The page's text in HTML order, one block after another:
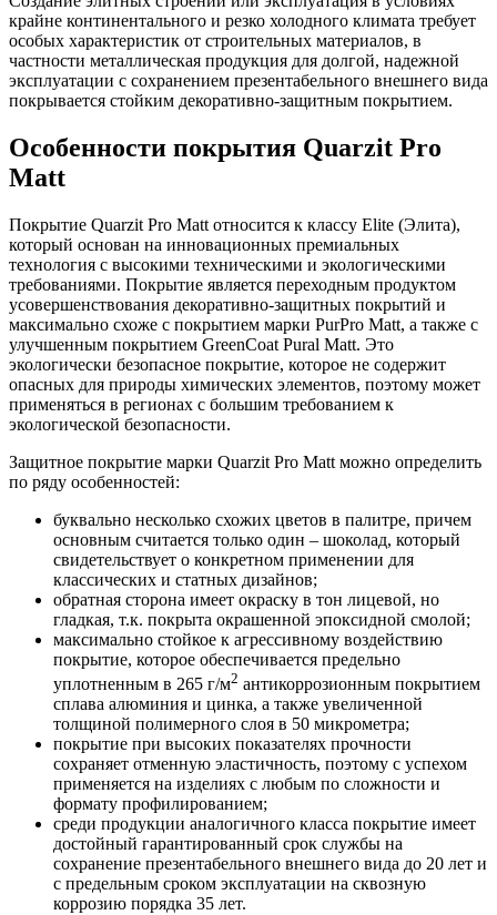
крайне континентального и резко холодного климата требует
особых характеристик от строительных материалов, в
частности металлическая продукция для долгой, надежной
эксплуатации с сохранением презентабельного внешнего вида
покрывается стойким декоративно-защитным покрытием.
Особенности покрытия Quarzit Pro
Matt
Покрытие Quarzit Pro Matt относится к классу Elite (Элита),
который основан на инновационных премиальных
технология с высокими техническими и экологическими
требованиями. Покрытие является переходным продуктом
усовершенствования декоративно-защитных покрытий и
максимально схоже с покрытием марки PurPro Matt, а также с
улучшенным покрытием GreenCoat Pural Matt. Это
экологически безопасное покрытие, которое не содержит
опасных для природы химических элементов, поэтому может
применяться в регионах с большим требованием к
экологической безопасности.
Защитное покрытие марки Quarzit Pro Matt можно определить
по ряду особенностей:
буквально несколько схожих цветов в палитре, причем
основным считается только один – шоколад, который
свидетельствует о конкретном применении для
классических и статных дизайнов;
обратная сторона имеет окраску в тон лицевой, но
гладкая, т.к. покрыта окрашенной эпоксидной смолой;
максимально стойкое к агрессивному воздействию
покрытие, которое обеспечивается предельно
уплотненным в 265 г/м2 антикоррозионным покрытием
сплава алюминия и цинка, а также увеличенной
толщиной полимерного слоя в 50 микрометра;
покрытие при высоких показателях прочности
сохраняет отменную эластичность, поэтому с успехом
применяется на изделиях с любым по сложности и
формату профилированием;
среди продукции аналогичного класса покрытие имеет
достойный гарантированный срок службы на
сохранение презентабельного внешнего вида до 20 лет и
с предельным сроком эксплуатации на сквозную
коррозию порядка 35 лет.